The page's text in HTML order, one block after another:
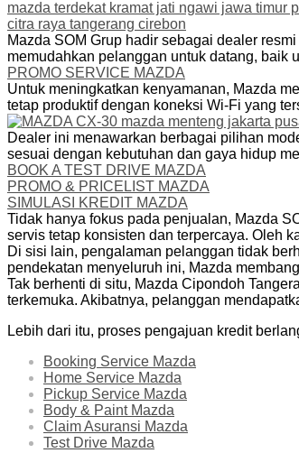
Mazda SOM Grup hadir sebagai dealer
memudahkan pelanggan untuk datang, baik
PROMO SERVICE MAZDA
Untuk meningkatkan kenyamanan, Mazda
tetap produktif dengan koneksi Wi-Fi yang
Dealer ini menawarkan berbagai pilihan
sesuai dengan kebutuhan dan gaya hidup
BOOK A TEST DRIVE MAZDA
PROMO & PRICELIST MAZDA
SIMULASI KREDIT MAZDA
Tidak hanya fokus pada penjualan, Mazda
servis tetap konsisten dan terpercaya. Oleh
Di sisi lain, pengalaman pelanggan tidak
pendekatan menyeluruh ini, Mazda
Tak berhenti di situ, Mazda Cipondoh
terkemuka. Akibatnya, pelanggan
Lebih dari itu, proses pengajuan kredit
Booking Service Mazda
Home Service Mazda
Pickup Service Mazda
Body & Paint Mazda
Claim Asuransi Mazda
Test Drive Mazda